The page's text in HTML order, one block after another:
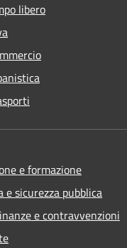
libero
e formazione
e sicurezza pubblica
e contravvenzioni